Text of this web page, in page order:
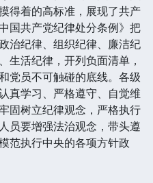
得着的高标准，展现了共产
国共产党纪律处分条例》把
治纪律、组织纪律、廉洁纪
生活纪律，开列负面清单，
党员不可触碰的底线。各级
真学习、严格遵守、自觉维
固树立纪律观念，严格执行
员要增强法治观念，带头遵
范执行中央的各项方针政